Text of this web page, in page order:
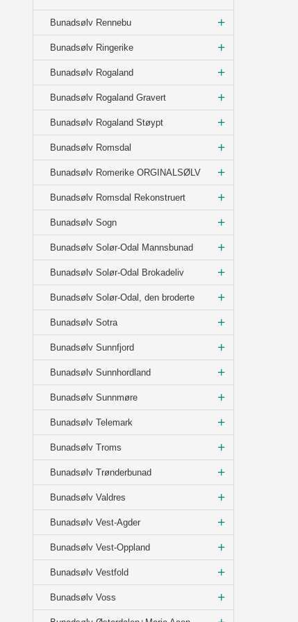
Bunadsølv Rennebu
Bunadsølv Ringerike
Bunadsølv Rogaland
Bunadsølv Rogaland Gravert
Bunadsølv Rogaland Støypt
Bunadsølv Romsdal
Bunadsølv Romerike ORGINALSØLV
Bunadsølv Romsdal Rekonstruert
Bunadsølv Sogn
Bunadsølv Solør-Odal Mannsbunad
Bunadsølv Solør-Odal Brokadeliv
Bunadsølv Solør-Odal, den broderte
Bunadsølv Sotra
Bunadsølv Sunnfjord
Bunadsølv Sunnhordland
Bunadsølv Sunnmøre
Bunadsølv Telemark
Bunadsølv Troms
Bunadsølv Trønderbunad
Bunadsølv Valdres
Bunadsølv Vest-Agder
Bunadsølv Vest-Oppland
Bunadsølv Vestfold
Bunadsølv Voss